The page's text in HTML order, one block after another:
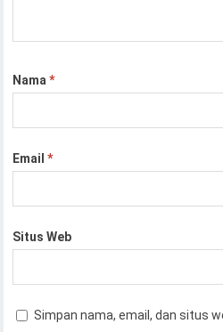
Nama*
Email*
Situs Web
Simpan nama, email, dan situs